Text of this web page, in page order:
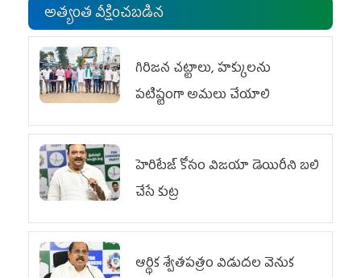
అత్యంత వీక్షించబడిన
గిరిజన చట్టాలు, హక్కులను
పటిష్టంగా అమలు చేయాలి
హెరిటేజ్ కోసం విజయా డెయిరీని బలి
చేసే కుట్ర‌
ఆర్థిక శ్వేతపత్రం విడుదల వెనుక